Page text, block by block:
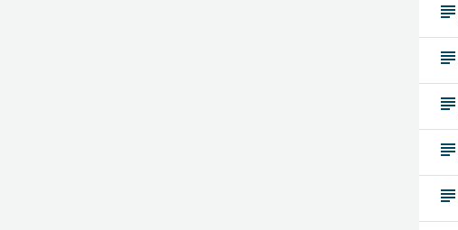
subject
subject
subject
subject
subject